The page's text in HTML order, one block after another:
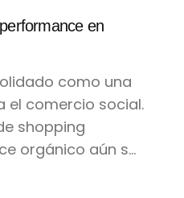
en
como una
el comercio social.
shopping
orgánico aún s…